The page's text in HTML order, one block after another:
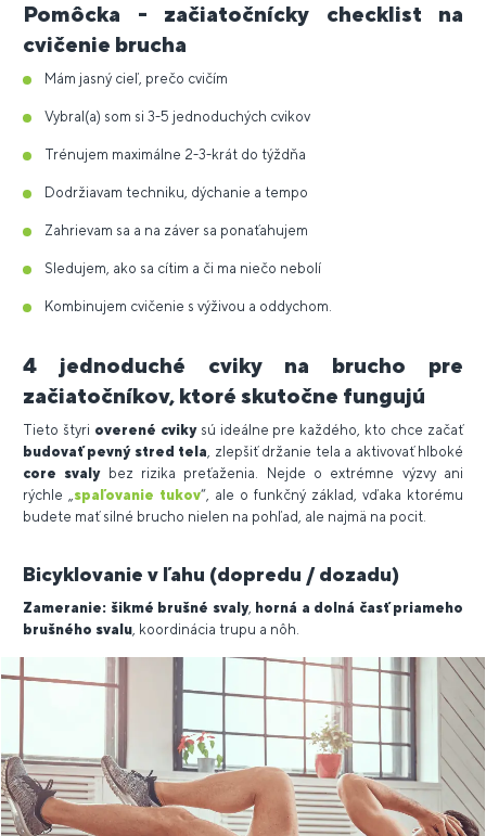
Pomôcka - začiatočnícky checklist na
cvičenie brucha
Mám jasný cieľ, prečo cvičím
Vybral(a) som si 3-5 jednoduchých cvikov
Trénujem maximálne 2-3-krát do týždňa
Dodržiavam techniku, dýchanie a tempo
Zahrievam sa a na záver sa ponaťahujem
Sledujem, ako sa cítim a či ma niečo nebolí
Kombinujem cvičenie s výživou a oddychom.
4 jednoduché cviky na brucho pre
začiatočníkov, ktoré skutočne fungujú
Tieto štyri overené cvikysú ideálne pre každého, kto chce začať
budovať pevný stred tela, zlepšiť držanie tela a aktivovať hlboké
core svalybez rizika preťaženia. Nejde o extrémne výzvy ani
rýchle „spaľovanie tukov“, ale o funkčný základ, vďaka ktorému
budete mať silné brucho nielen na pohľad, ale najmä na pocit.
Bicyklovanie v ľahu (dopredu / dozadu)
Zameranie: šikmé brušné svaly, horná a dolná časť priameho
brušného svalu, koordinácia trupu a nôh.